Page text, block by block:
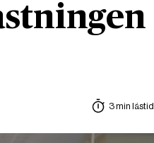
3 min lästid